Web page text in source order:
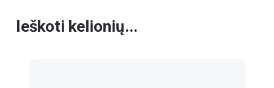
Ieškoti kelionių...